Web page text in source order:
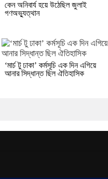
কেন অনিবার্য হয়ে উঠেছিল জুলাই
গণঅভ্যুত্থান
‘মার্চ টু ঢাকা’ কর্মসূচি এক দিন এগিয়ে
আনার সিদ্ধান্ত ছিল ঐতিহাসিক